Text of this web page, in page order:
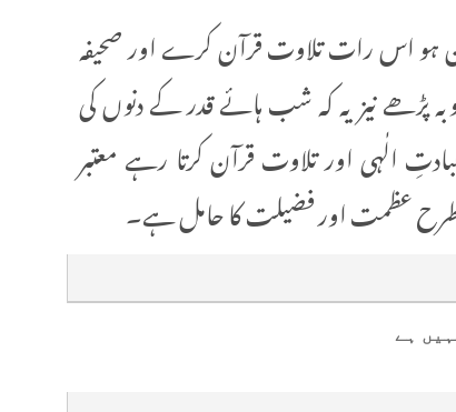
ہو اس رات تلاوت قرآن کرے اور صحیفہ
پڑھے نیز یہ کہ شب ہائے قدر کے دنوں کی
الٰہی اور تلاوت قرآن کرتا رہے معتبر
عظمت اور فضیلت کا حامل ہے۔
ہے